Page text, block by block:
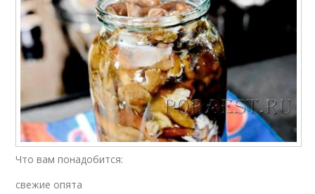
Что вам понадобится:
свежие опята